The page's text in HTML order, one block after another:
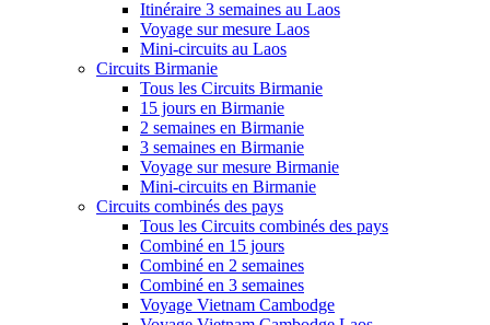
Itinéraire 3 semaines au Laos
Voyage sur mesure Laos
Mini-circuits au Laos
Circuits Birmanie
Tous les Circuits Birmanie
15 jours en Birmanie
2 semaines en Birmanie
3 semaines en Birmanie
Voyage sur mesure Birmanie
Mini-circuits en Birmanie
Circuits combinés des pays
Tous les Circuits combinés des pays
Combiné en 15 jours
Combiné en 2 semaines
Combiné en 3 semaines
Voyage Vietnam Cambodge